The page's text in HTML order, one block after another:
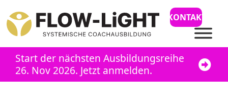
KONTAKT
Start der nächsten Ausbildungsreihe
26. Nov 2026. Jetzt anmelden.